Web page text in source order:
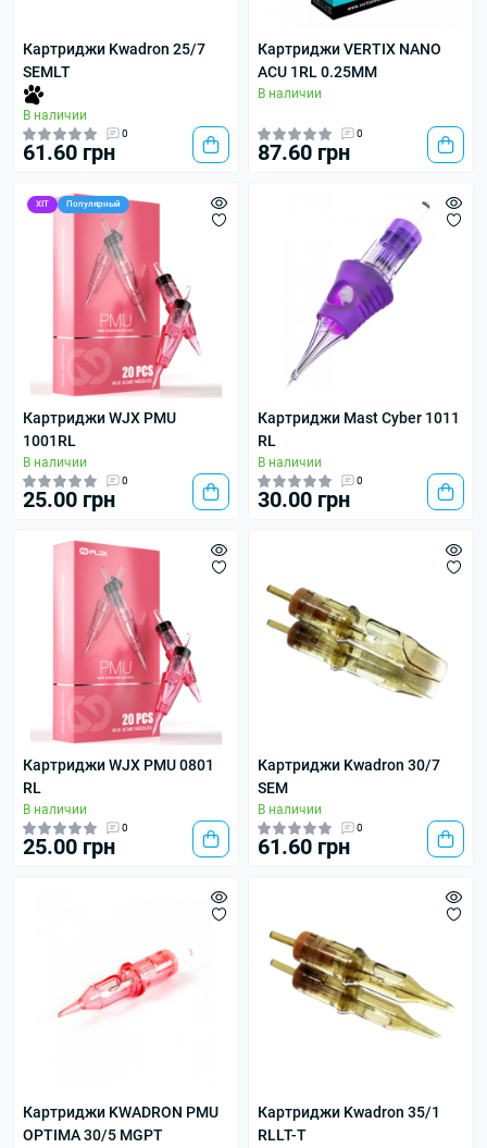
Картриджи Kwadron 25/7
SEMLT
В наличии
0
61.60 грн
Картриджи VERTIX NANO
ACU 1RL 0.25MM
В наличии
0
87.60 грн
ХІТ Популярный
Картриджи WJX PMU
1001RL
В наличии
0
25.00 грн
Картриджи Mast Cyber 1011
RL
В наличии
0
30.00 грн
Картриджи WJX PMU 0801
RL
В наличии
0
25.00 грн
Картриджи Kwadron 30/7
SEM
В наличии
0
61.60 грн
Картриджи KWADRON PMU
OPTIMA 30/5 MGPT
Картриджи Kwadron 35/1
RLLT-T